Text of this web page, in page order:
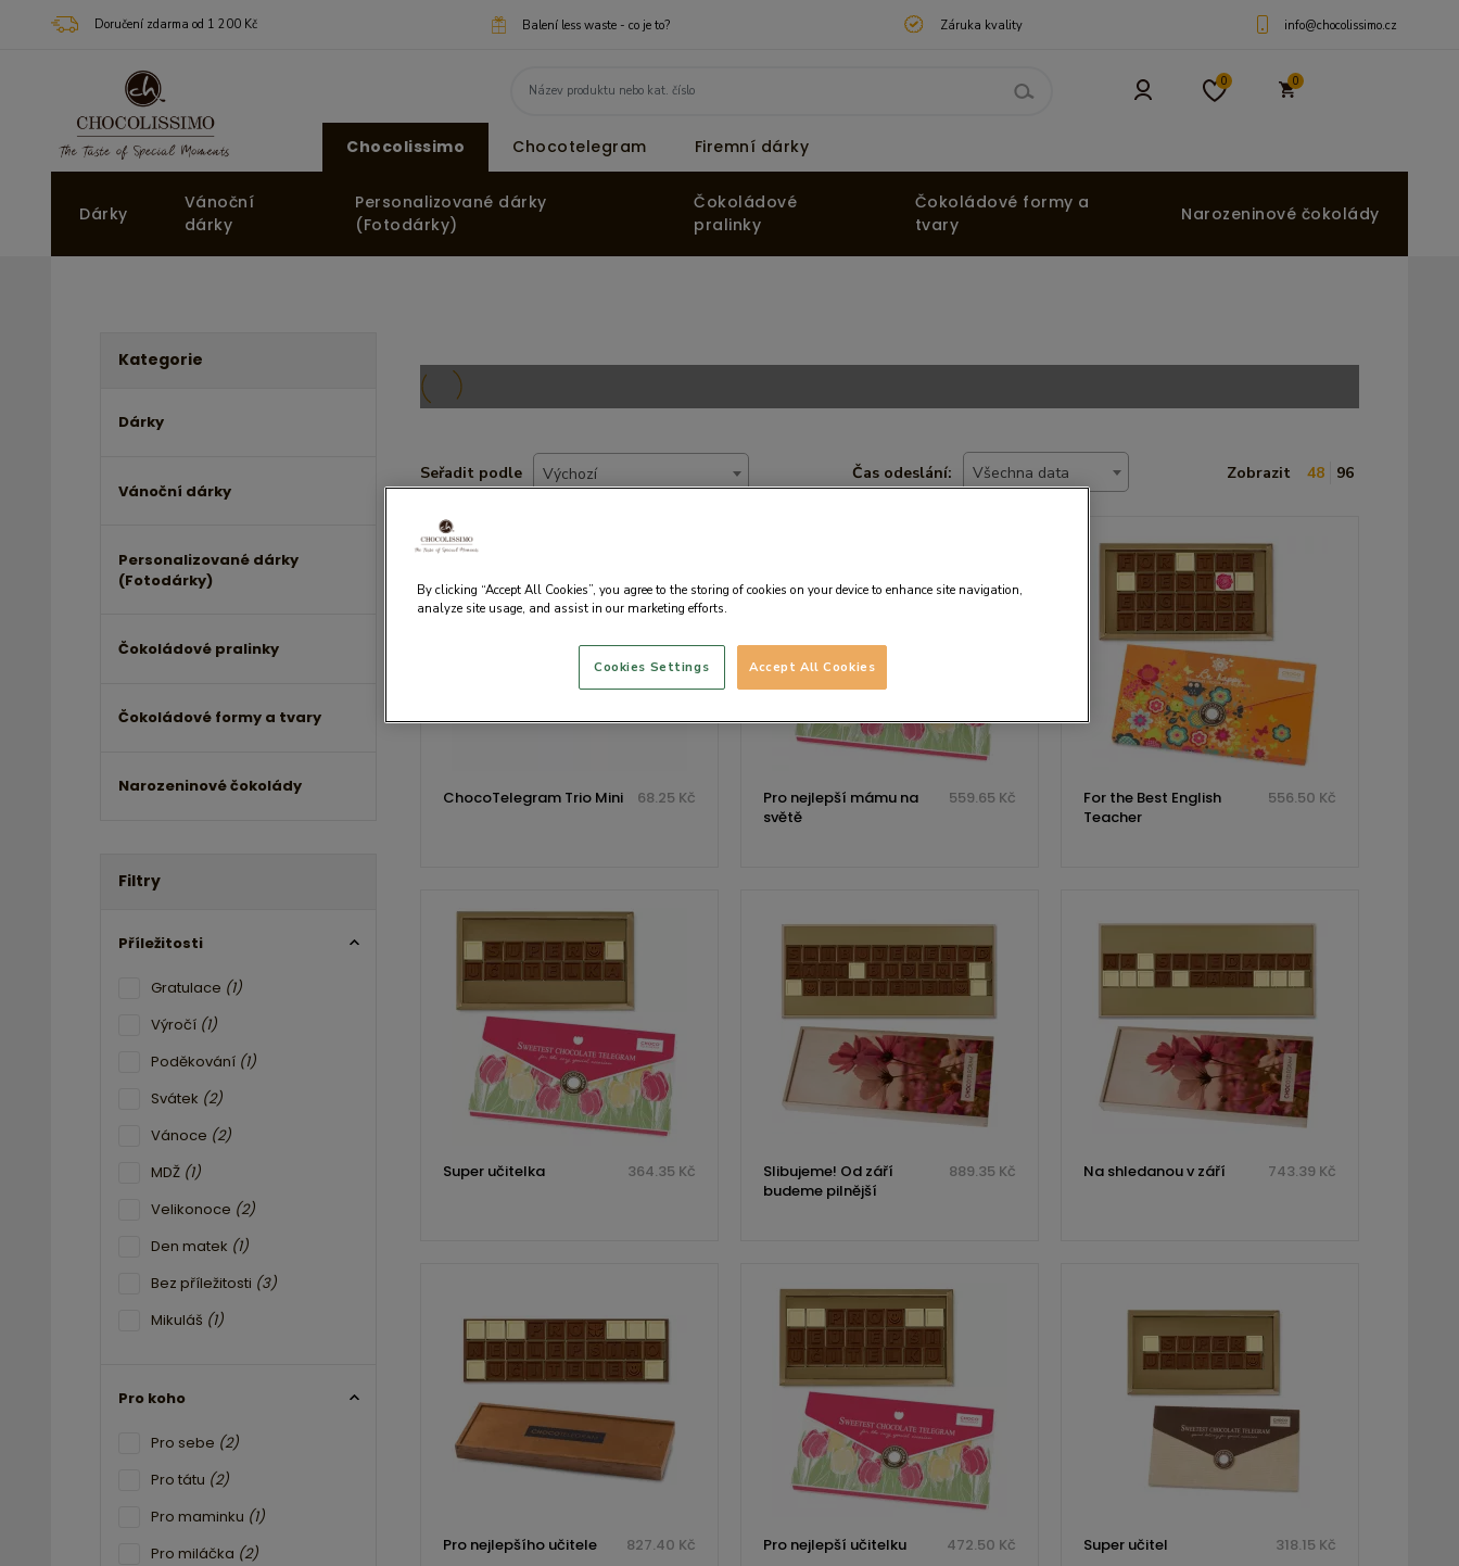
Doručení zdarma od 1 200 Kč Balení less waste - co je to? Záruka kvality info@chocolissimo.cz
0 0
Chocolissimo Chocotelegram Firemní dárky
Dárky
Vánoční
dárky
Personalizované dárky
(Fotodárky)
Čokoládové
pralinky
Čokoládové formy a
tvary
Narozeninové čokolády
Kategorie
Dárky
Vánoční dárky
Personalizované dárky
(Fotodárky)
Čokoládové pralinky
Čokoládové formy a tvary
Narozeninové čokolády
Filtry
Příležitosti
Gratulace (1)
Výročí (1)
Poděkování (1)
Svátek (2)
Vánoce (2)
MDŽ (1)
Velikonoce (2)
Den matek (1)
Bez příležitosti (3)
Mikuláš (1)
Pro koho
Pro sebe (2)
Pro tátu (2)
Pro maminku (1)
Pro miláčka (2)
Seřadit podle Výchozí Čas odeslání: Všechna data Zobrazit 48 96
ChocoTelegram Trio Mini 68.25 Kč
Pro nejlepší mámu na
světě
559.65 Kč
For the Best English
Teacher
556.50 Kč
Super učitelka 364.35 Kč
Slibujeme! Od září
budeme pilnější
889.35 Kč Na shledanou v září 743.39 Kč
Pro nejlepšího učitele 827.40 Kč Pro nejlepší učitelku 472.50 Kč Super učitel 318.15 Kč
By clicking “Accept All Cookies”, you agree to the storing of cookies on your device to enhance site navigation,
analyze site usage, and assist in our marketing efforts.
Accept All Cookies
Cookies Settings